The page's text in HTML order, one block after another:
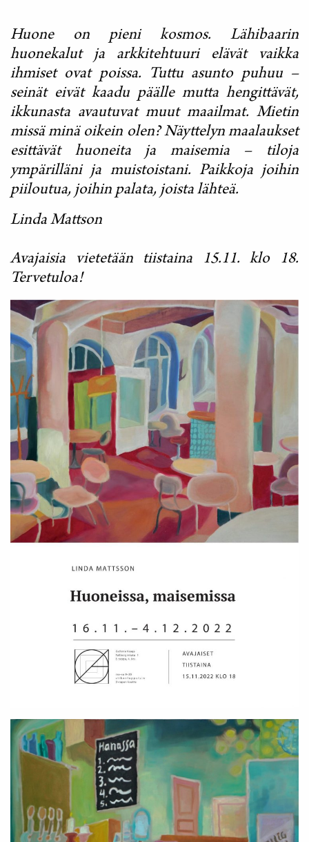
Huone on pieni kosmos. Lähibaarin
huonekalut ja arkkitehtuuri elävät vaikka
ihmiset ovat poissa. Tuttu asunto puhuu –
seinät eivät kaadu päälle mutta hengittävät,
ikkunasta avautuvat muut maailmat. Mietin
missä minä oikein olen? Näyttelyn maalaukset
esittävät huoneita ja maisemia – tiloja
ympärilläni ja muistoistani. Paikkoja joihin
piiloutua, joihin palata, joista lähteä.
Linda Mattson
Avajaisia vietetään tiistaina 15.11. klo 18.
Tervetuloa!